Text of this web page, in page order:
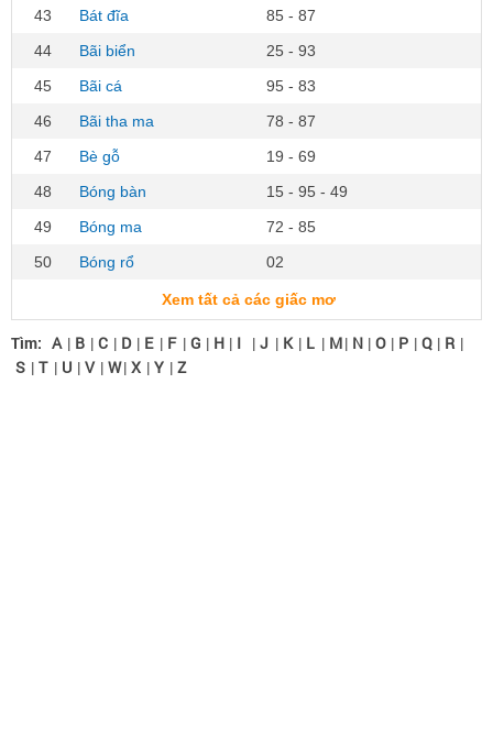
43
Bát đĩa
85 - 87
44
Bãi biển
25 - 93
45
Bãi cá
95 - 83
46
Bãi tha ma
78 - 87
47
Bè gỗ
19 - 69
48
Bóng bàn
15 - 95 - 49
49
Bóng ma
72 - 85
50
Bóng rổ 02
Xem tất cả các giấc mơ
Tìm: A | B | C | D | E | F | G | H | I | J | K | L | M| N | O | P | Q | R |
S | T | U | V | W| X | Y | Z